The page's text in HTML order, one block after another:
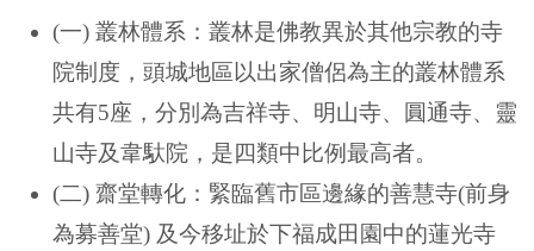
(一) 叢林體系：叢林是佛教異於其他宗教的寺
院制度，頭城地區以出家僧侶為主的叢林體系
共有5座，分別為吉祥寺、明山寺、圓通寺、靈
山寺及韋馱院，是四類中比例最高者。
(二) 齋堂轉化：緊臨舊市區邊緣的善慧寺(前身
為募善堂) 及今移址於下福成田園中的蓮光寺